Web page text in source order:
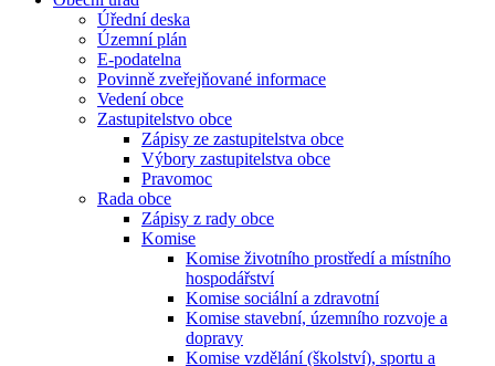
Úřední deska
Územní plán
E-podatelna
Povinně zveřejňované informace
Vedení obce
Zastupitelstvo obce
Zápisy ze zastupitelstva obce
Výbory zastupitelstva obce
Pravomoc
Rada obce
Zápisy z rady obce
Komise
Komise životního prostředí a místního
hospodářství
Komise sociální a zdravotní
Komise stavební, územního rozvoje a
dopravy
Komise vzdělání (školství), sportu a